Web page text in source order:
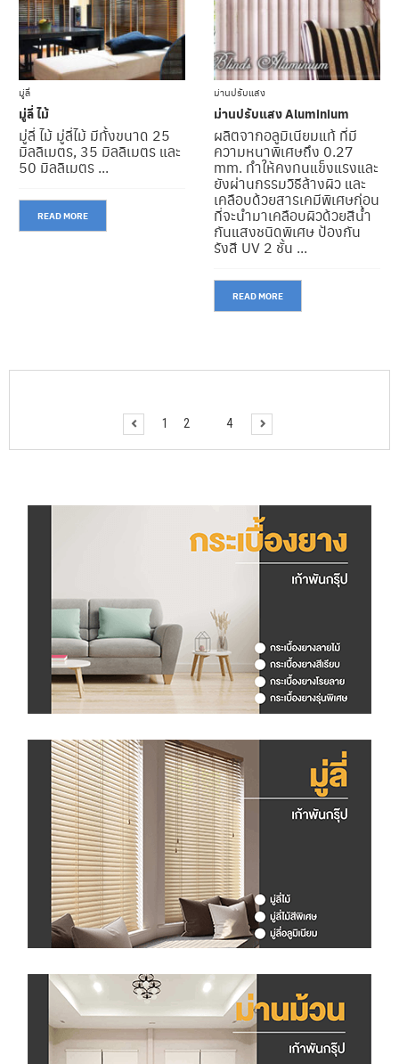
มู่ลี่
มู่ลี่ ไม้
มู่ลี่ ไม้ มู่ลี่ไม้ มีทั้งขนาด 25
มิลลิเมตร, 35 มิลลิเมตร และ
50 มิลลิเมตร ...
READ MORE
ม่านปรับแสง
ม่านปรับแสง Aluminium
ผลิตจากอลูมิเนียมแท้ ที่มี
ความหนาพิเศษถึง 0.27
mm. ทำให้คงทนแข็งแรงและ
ยังผ่านกรรมวิธีล้างผิว และ
เคลือบด้วยสารเคมีพิเศษก่อน
ที่จะนำมาเคลือบผิวด้วยสีน้ำ
กันแสงชนิดพิเศษ ป้องกัน
รังสี UV 2 ชั้น ...
READ MORE
1 2 4